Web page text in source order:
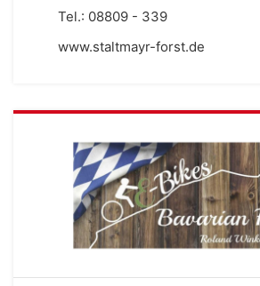
Tel.: 08809 - 339
www.staltmayr-forst.de